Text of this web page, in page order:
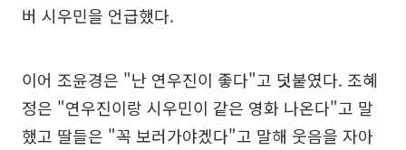
버 시우민을 언급했다.
이어 조윤경은 "난 연우진이 좋다"고 덧붙였다. 조혜
정은 "연우진이랑 시우민이 같은 영화 나온다"고 말
했고 딸들은 "꼭 보러가야겠다"고 말해 웃음을 자아